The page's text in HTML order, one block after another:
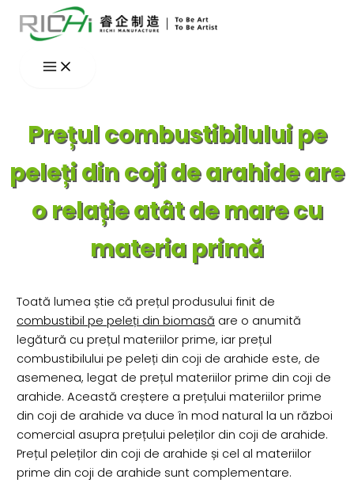
Skip
Prețul combustibilului pe
peleți din coji de arahide are
o relație atât de mare cu
materia primă
Toată lumea știe că prețul produsului finit de
combustibil pe peleți din biomasă are o anumită
legătură cu prețul materiilor prime, iar prețul
combustibilului pe peleți din coji de arahide este, de
asemenea, legat de prețul materiilor prime din coji de
arahide. Această creștere a prețului materiilor prime
din coji de arahide va duce în mod natural la un război
comercial asupra prețului peleților din coji de arahide.
Prețul peleților din coji de arahide și cel al materiilor
prime din coji de arahide sunt complementare.